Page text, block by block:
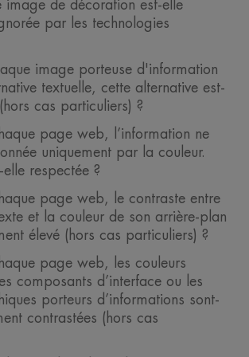
image de décoration est-elle
par les technologies
image porteuse d'information
textuelle, cette alternative est-
cas particuliers) ?
page web, l’information ne
uniquement par la couleur.
respectée ?
page web, le contraste entre
et la couleur de son arrière-plan
élevé (hors cas particuliers) ?
page web, les couleurs
composants d’interface ou les
porteurs d’informations sont-
contrastées (hors cas